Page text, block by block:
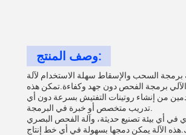
وصف المنتج:
برمجة السحب والإسقاط سهلة الاستخدام لآلة
برمجة الفحص دون جهد وكفاءة.تمكن هذه
من إنشاء روتينات التفتيش بسرعة دون أي
في أي بيئة تصنيع حديثة، وآلة الفحص البصري
الآلة يمكن دمجها بسهولة في أي خط إنتاج